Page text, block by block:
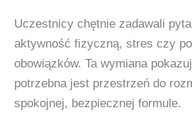
Uczestnicy chętnie zadawali
aktywność fizyczną, stres czy
obowiązków. Ta wymiana
potrzebna jest przestrzeń do
spokojnej, bezpiecznej formule.